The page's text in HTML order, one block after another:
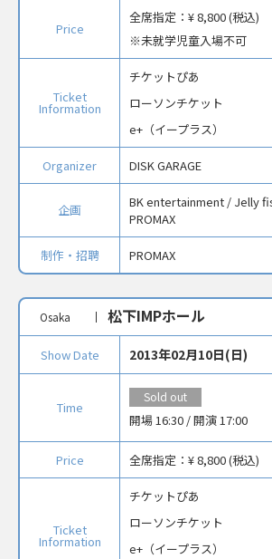
Price
全席指定： ¥ 8,800 (税込)
未就学児童入場不可
Ticket
Information
チケットぴあ
ローソンチケット
e+（イープラス）
Organizer DISK GARAGE
企画
BK entertainment / Jelly
PROMAX
制作・招聘 PROMAX
Osaka 松下IMPホール
Show Date 2013年02月10日(日)
Time
Sold out
開場 16:30 / 開演 17:00
Price 全席指定： ¥ 8,800 (税込)
Ticket
Information
チケットぴあ
ローソンチケット
e+（イープラス）